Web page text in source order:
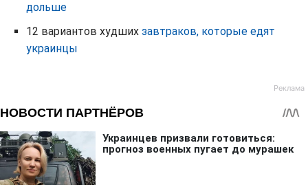
дольше
12 вариантов худших завтраков, которые едят
украинцы